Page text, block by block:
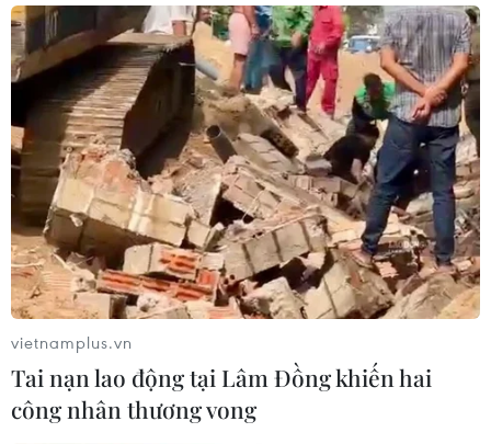
vietnamplus.vn
Tai nạn lao động tại Lâm Đồng khiến hai
công nhân thương vong